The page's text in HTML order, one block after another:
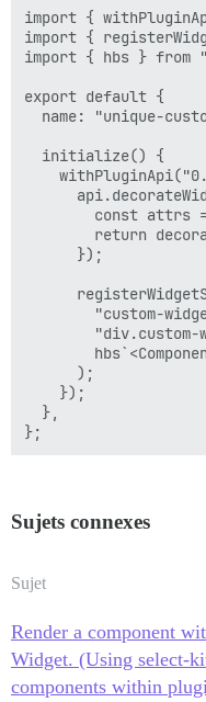
import {
import {
import { hbs } from
export default {
name: "unique-
  initialize() {
const attrs
return
      });
"custom-
"div.custom-
      );
    });
  },
Sujets connexes
Sujet
Render a component
Widget. (Using select-
components within